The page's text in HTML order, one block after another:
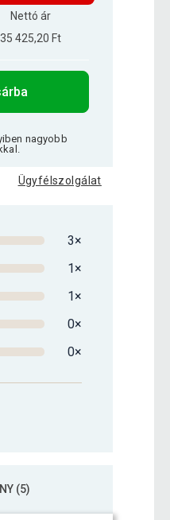
Nettó ár
35 425,20 Ft
nagyobb
Ügyfélszolgálat
3×
1×
1×
0×
0×
(5)